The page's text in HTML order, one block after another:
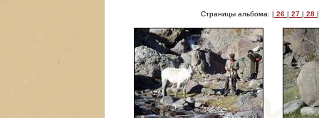
Страницы альбома: | 26 | 27 | 28 |